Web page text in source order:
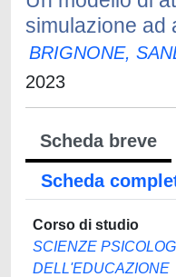
simulazione ad
BRIGNONE,
2023
Scheda breve
Scheda
Corso di studio
SCIENZE
DELL'EDUCAZIONE